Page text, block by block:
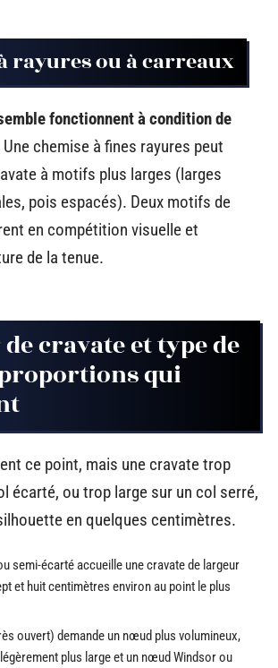
rayures ou à carreaux
fonctionnent à condition de
Une chemise à fines rayures peut
à motifs plus larges (larges
pois espacés). Deux motifs de
en compétition visuelle et
de la tenue.
cravate et type de
qui
ce point, mais une cravate trop
écarté, ou trop large sur un col serré,
en quelques centimètres.
semi-écarté accueille une cravate de largeur
et huit centimètres environ au point le plus
ouvert) demande un nœud plus volumineux,
plus large et un nœud Windsor ou